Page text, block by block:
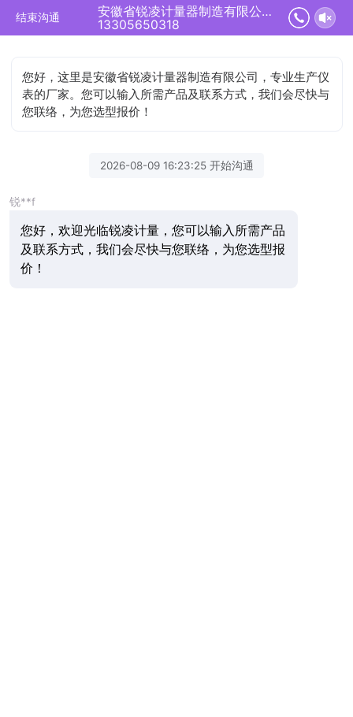
结束沟通
安徽省锐凌计量器制造有限公司正在为您服务
13305650318
您好，这里是安徽省锐凌计量器制造有限公司，专业生产仪
表的厂家。您可以输入所需产品及联系方式，我们会尽快与
您联络，为您选型报价！
2026-08-09 16:23:25 开始沟通
锐**f
您好，欢迎光临锐凌计量，您可以输入所需产品
及联系方式，我们会尽快与您联络，为您选型报
价！